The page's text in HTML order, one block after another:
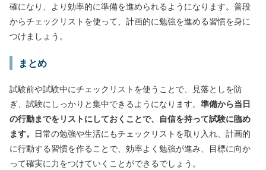
確になり、より効率的に準備を進められるようになります。普段
からチェックリストを使って、計画的に勉強を進める習慣を身に
つけましょう。
まとめ
試験前や試験中にチェックリストを使うことで、見落としを防
ぎ、試験にしっかりと集中できるようになります。 準備から当日
の行動までをリストにしておくことで、自信を持って試験に臨め
ます。
日常の勉強や生活にもチェックリストを取り入れ、計画的
に行動する習慣を作ることで、効率よく勉強が進み、目標に向か
って確実に力をつけていくことができるでしょう。